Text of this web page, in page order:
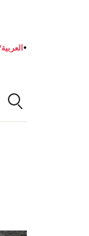
العربية●